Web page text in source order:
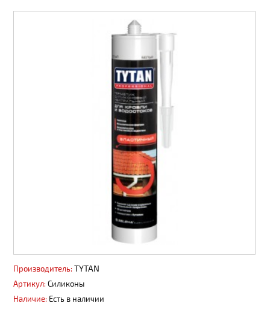
Битумные фасадные материалы
Панели ПВХ фасадные
Профнастил, штакет, 3D ограждения
Декоративные покрытия АМК
Водоотвод поверхностный
Водосточные системы
Пены, герметики
Металлопродукция
Производитель: TYTAN
Артикул: Силиконы
Наличие: Есть в наличии